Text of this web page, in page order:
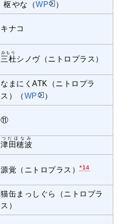
枢やな（WP ）
キナコ
三杜
みもり
シノヴ（ニトロプラス）
なまにくATK（ニトロプラ
ス）（ WP ）
⑪
津田穂波
つだほなみ
源覚（ニトロプラス）*14
猫缶まっしぐら（ニトロプラ
ス）